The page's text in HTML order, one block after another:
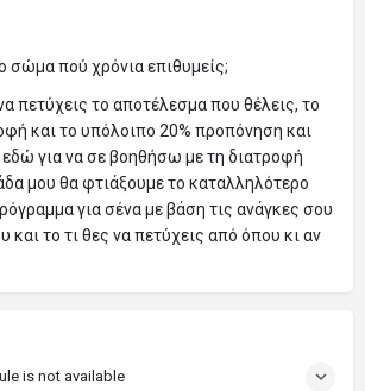
σώμα πού χρόνια επιθυμείς;
πετύχεις το αποτέλεσμα που θέλεις, το
και το υπόλοιπο 20% προπόνηση και
εδώ για να σε βοηθήσω με τη διατροφή
μου θα φτιάξουμε το καταλληλότερο
για σένα με βάση τις ανάγκες σου
και το τι θες να πετύχεις από όπου κι αν
is not available